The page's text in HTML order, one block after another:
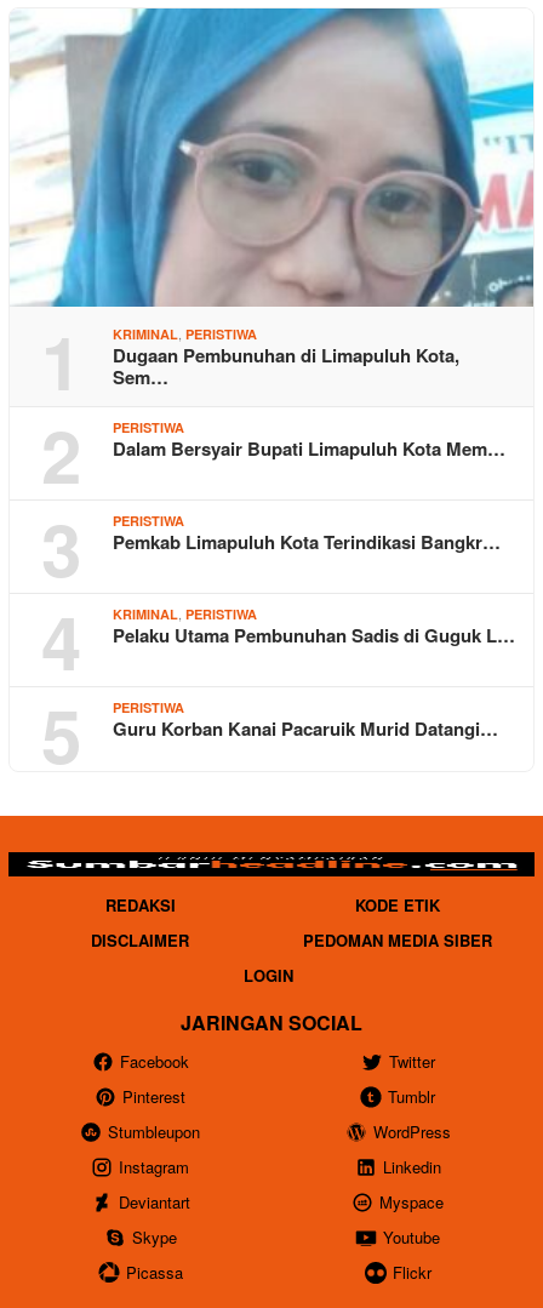
1 KRIMINAL, PERISTIWA
Dugaan Pembunuhan di Limapuluh Kota,
Sem…
2 PERISTIWA
Dalam Bersyair Bupati Limapuluh Kota Mem…
3 PERISTIWA
Pemkab Limapuluh Kota Terindikasi Bangkr…
4 KRIMINAL, PERISTIWA
Pelaku Utama Pembunuhan Sadis di Guguk L…
5 PERISTIWA
Guru Korban Kanai Pacaruik Murid Datangi…
REDAKSI
KODE ETIK
DISCLAIMER
PEDOMAN MEDIA SIBER
LOGIN
JARINGAN SOCIAL
Facebook
Twitter
Pinterest
Tumblr
Stumbleupon
WordPress
Instagram
Linkedin
Deviantart
Myspace
Skype
Youtube
Picassa
Flickr